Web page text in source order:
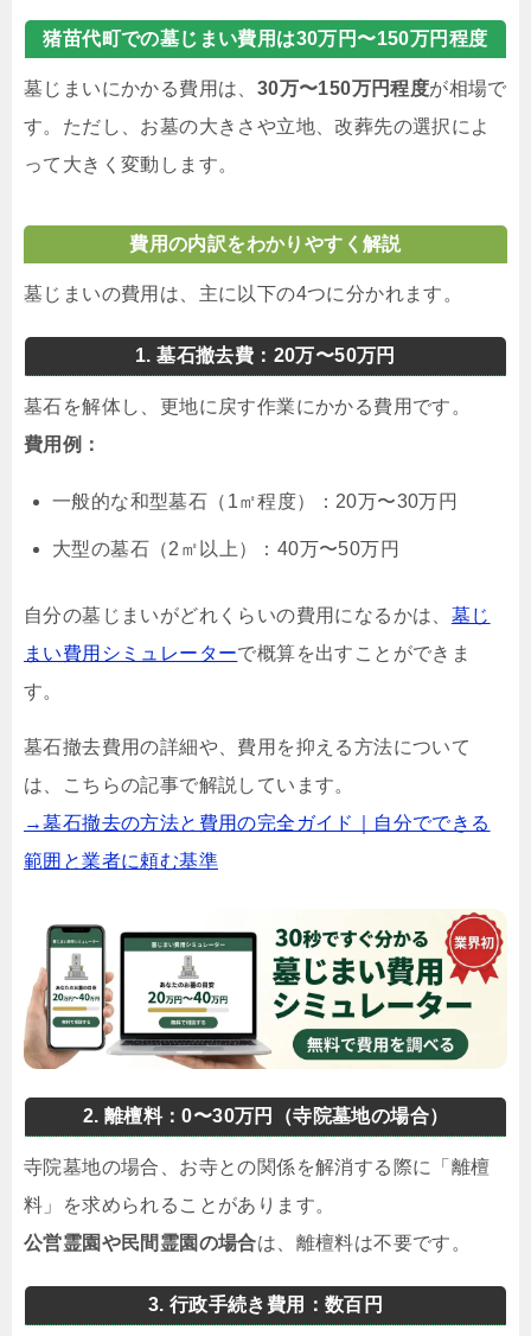
猪苗代町での墓じまい費用は30万円〜150万円程度
墓じまいにかかる費用は、 30万〜150万円程度が相場で
す。ただし、お墓の大きさや立地、改葬先の選択によ
って大きく変動します。
費用の内訳をわかりやすく解説
墓じまいの費用は、主に以下の4つに分かれます。
1. 墓石撤去費：20万〜50万円
墓石を解体し、更地に戻す作業にかかる費用です。
費用例：
一般的な和型墓石（1㎡程度）：20万〜30万円
大型の墓石（2㎡以上）：40万〜50万円
自分の墓じまいがどれくらいの費用になるかは、 墓じ
まい費用シミュレーターで概算を出すことができま
す。
墓石撤去費用の詳細や、費用を抑える方法について
は、こちらの記事で解説しています。
→墓石撤去の方法と費用の完全ガイド｜自分でできる
範囲と業者に頼む基準
2. 離檀料：0〜30万円（寺院墓地の場合）
寺院墓地の場合、お寺との関係を解消する際に「離檀
料」を求められることがあります。
公営霊園や民間霊園の場合は、離檀料は不要です。
3. 行政手続き費用：数百円